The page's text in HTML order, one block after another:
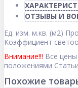
ОТЗЫВЫ И
Ед. изм. м.кв. (м2)
Коэффициент
Внимание!!! Все
положениями
Похожие